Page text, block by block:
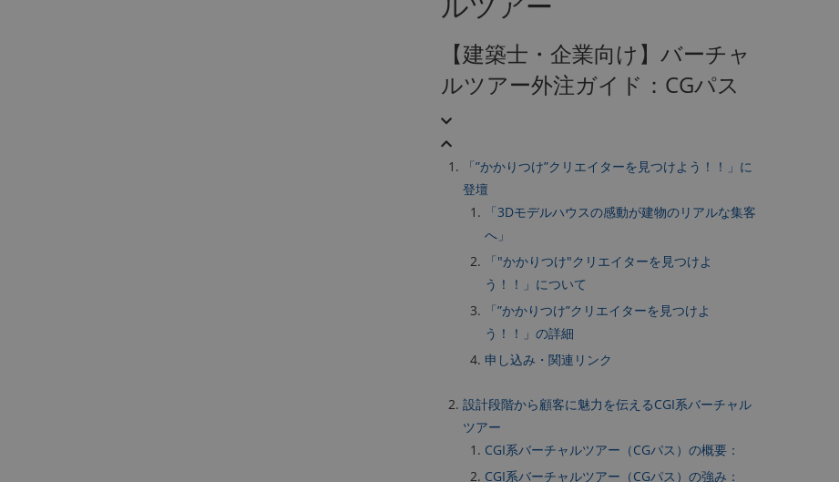
【建築士・企業向け】バーチャ
ルツアー外注ガイド：CGパス
「”かかりつけ”クリエイターを見つけよう！！」に
登壇
「3Dモデルハウスの感動が建物のリアルな集客
へ」
「"かかりつけ"クリエイターを見つけよ
う！！」について
「”かかりつけ”クリエイターを見つけよ
う！！」の詳細
申し込み・関連リンク
設計段階から顧客に魅力を伝えるCGI系バーチャル
ツアー
CGI系バーチャルツアー（CGパス）の概要：
CGI系バーチャルツアー（CGパス）の強み：